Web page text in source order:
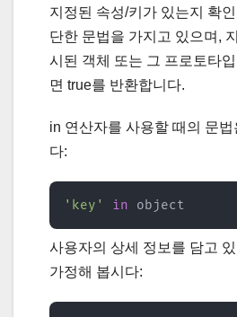
지정된 속성/키가 있는지 확
단한 문법을 가지고 있으며,
시된 객체 또는 그 프로토타
면 true를 반환합니다.
in 연산자를 사용할 때의 문법
다:
'key' in object
사용자의 상세 정보를 담고
가정해 봅시다: